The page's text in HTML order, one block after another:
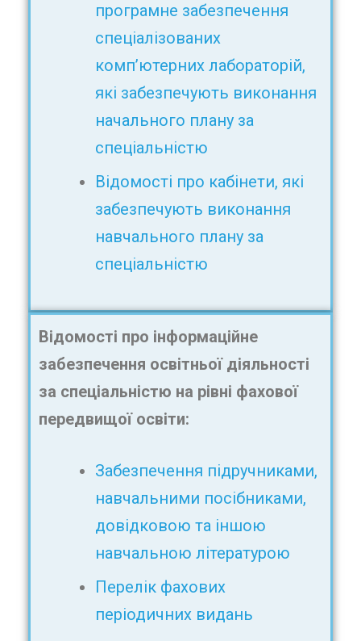
програмне забезпечення
спеціалізованих
комп’ютерних лабораторій,
які забезпечують виконання
начального плану за
спеціальністю
Відомості про кабінети, які
забезпечують виконання
навчального плану за
спеціальністю
Відомості про інформаційне
забезпечення освітньої діяльності
за спеціальністю на рівні фахової
передвищої освіти:
Забезпечення підручниками,
навчальними посібниками,
довідковою та іншою
навчальною літературою
Перелік фахових
періодичних видань